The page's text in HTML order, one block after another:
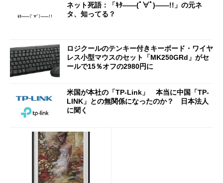
ネット死語：「ｷﾀ――(ﾟ∀ﾟ)――!!」の元ネ
タ、知ってる？
ロジクールのテンキー付きキーボード・ワイヤ
レス小型マウスのセット「MK250GRd」がセ
ールで15％オフの2980円に
米国が本社の「TP-Link」 本当に中国「TP-
LINK」との無関係になったのか？ 日本法人
に聞く